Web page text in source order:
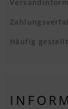
Häufig